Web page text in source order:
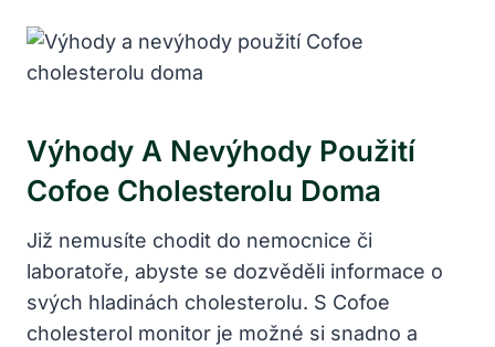
Výhody A Nevýhody Použití
Cofoe Cholesterolu Doma
Již nemusíte chodit do nemocnice či
laboratoře, abyste se dozvěděli informace o
svých hladinách cholesterolu. S Cofoe
cholesterol monitor je možné si snadno a